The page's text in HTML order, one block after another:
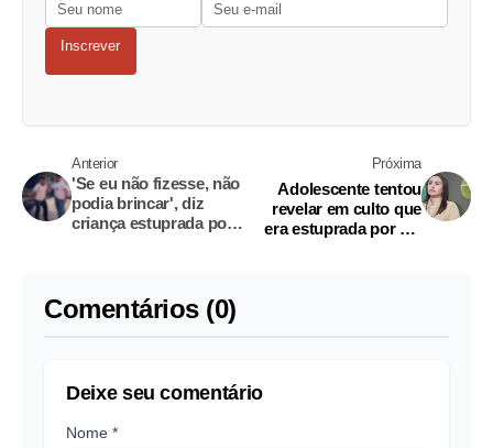
Inscrever
Anterior
'Se eu não fizesse, não
podia brincar', diz
criança estuprada por
Próxima
Adolescente tentou
revelar em culto que
era estuprada por ex-
Comentários (0)
Deixe seu comentário
Nome *